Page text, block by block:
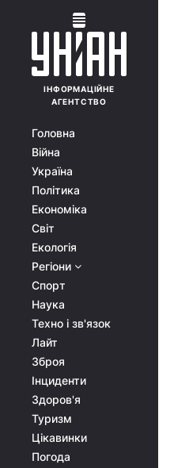
ІНФОРМАЦІЙНЕ
АГЕНТСТВО
Головна
Війна
Україна
Політика
Економіка
Світ
Екологія
Регіони
Спорт
Наука
Техно і зв'язок
Лайт
Зброя
Інциденти
Здоров'я
Туризм
Цікавинки
Погода